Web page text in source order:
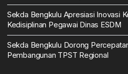
Sekda Bengkulu Apresiasi Inovasi
Kedisiplinan Pegawai Dinas ESDM
Sekda Bengkulu Dorong
Pembangunan TPST Regional